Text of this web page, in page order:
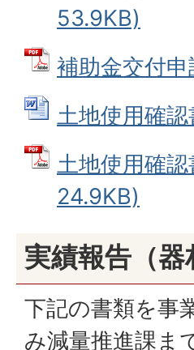
53.9KB)
補助金交付
土地使用確
土地使用確
24.9KB)
実績報告（器
下記の書類を事
み減量推進課ま